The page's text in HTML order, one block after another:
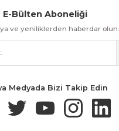
İade & Değişim Güvenli Alışveriş
/ Havale İle Alışveriş Kolay
E-Bülten Aboneliği
ve yeniliklerden haberdar olun.
Medyada Bizi Takip Edin